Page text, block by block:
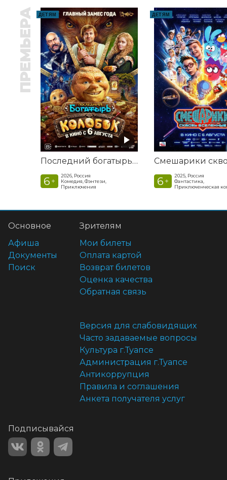
ПРЕМЬЕРА ДЕТЯМ
Последний богатырь. Колобок
6 +
2026, Россия
Комедия, Фэнтези,
Приключения
ДЕТЯМ
6 +
2025, Россия
Фантастика,
Приключенческая
Основное
Афиша
Документы
Поиск
Зрителям
Мои билеты
Оплата картой
Возврат билетов
Оценка качества
Обратная связь
Версия для слабовидящих
Часто задаваемые вопросы
Культура г.Туапсе
Администрация г.Туапсе
Антикоррупция
Правила и соглашения
Анкета получателя услуг
Подписывайся